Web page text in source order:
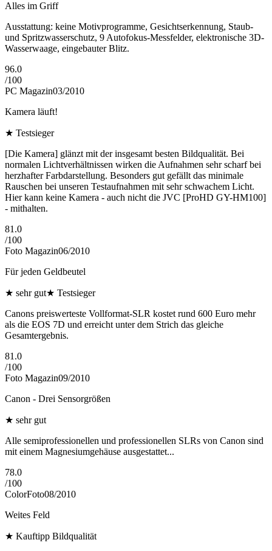
Alles im Griff
Ausstattung: keine Motivprogramme, Gesichtserkennung, Staub-
und Spritzwasserschutz, 9 Autofokus-Messfelder, elektronische 3D-
Wasserwaage, eingebauter Blitz.
96.0
/100
PC Magazin03/2010
Kamera läuft!
★ Testsieger
[Die Kamera] glänzt mit der insgesamt besten Bildqualität. Bei
normalen Lichtverhältnissen wirken die Aufnahmen sehr scharf bei
herzhafter Farbdarstellung. Besonders gut gefällt das minimale
Rauschen bei unseren Testaufnahmen mit sehr schwachem Licht.
Hier kann keine Kamera - auch nicht die JVC [ProHD GY-HM100]
- mithalten.
81.0
/100
Foto Magazin06/2010
Für jeden Geldbeutel
★ sehr gut★ Testsieger
Canons preiswerteste Vollformat-SLR kostet rund 600 Euro mehr
als die EOS 7D und erreicht unter dem Strich das gleiche
Gesamtergebnis.
81.0
/100
Foto Magazin09/2010
Canon - Drei Sensorgrößen
★ sehr gut
Alle semiprofessionellen und professionellen SLRs von Canon sind
mit einem Magnesiumgehäuse ausgestattet...
78.0
/100
ColorFoto08/2010
Weites Feld
★ Kauftipp Bildqualität